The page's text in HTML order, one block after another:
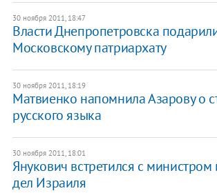
30 ноября 2011, 18:47
Власти Днепропетровска
Московскому патриархату
30 ноября 2011, 18:19
Матвиенко напомнила Азарову о
русского языка
30 ноября 2011, 18:01
Янукович встретился с
дел Израиля